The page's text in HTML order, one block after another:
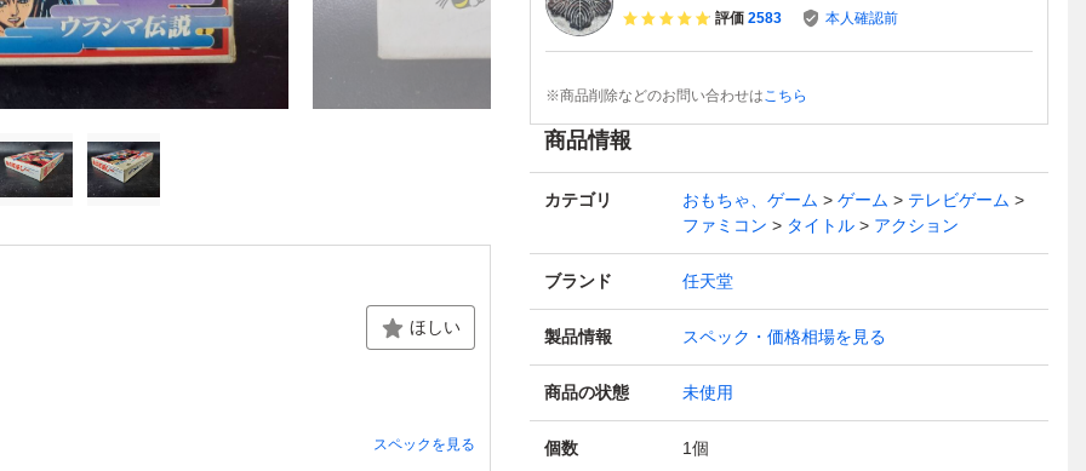
ほしい
スペックを見る
評価 2583 本人確認前
※商品削除などのお問い合わせはこちら
商品情報
カテゴリ おもちゃ、ゲーム ゲーム
テレビゲーム
ファミコン
タイトル アクション
ブランド 任天堂
製品情報 スペック・価格相場を見る
商品の状態 未使用
個数 1個